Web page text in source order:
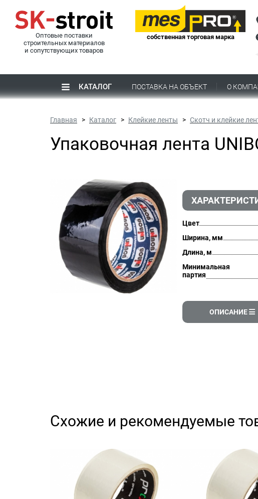
Оптовые поставки
строительных материалов
и сопутствующих товаров
собственная торговая марка
КАТАЛОГ ПОСТАВКА НА ОБЪЕКТ О
Главная Каталог Клейкие ленты Скотч и клейкие
Упаковочная лента
Цвет
Ширина, мм
Длина, м
Минимальная
партия
ОПИСАНИЕ
Схожие и рекомендуемые